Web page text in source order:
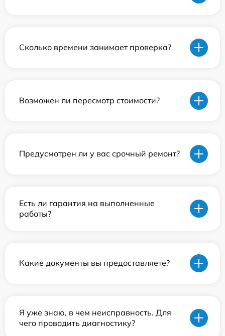
Сколько времени занимает проверка?
Возможен ли пересмотр стоимости?
Предусмотрен ли у вас срочный ремонт?
Есть ли гарантия на выполненные
работы?
Какие документы вы предоставляете?
Я уже знаю, в чем неисправность. Для
чего проводить диагностику?